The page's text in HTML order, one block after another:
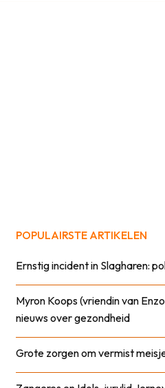
POPULAIRSTE ARTIKELEN
Ernstig incident in Slagharen:
Myron Koops (vriendin van
nieuws over gezondheid
Grote zorgen om vermist